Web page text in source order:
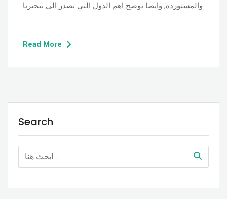
والمستورده, وايضا نوضح اهم الدول التي تصدر الي نيجيريا.
…
Read More
Search